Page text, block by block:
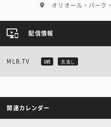
オリオール・パーク
配信情報
MLB.TV LIVE 見逃し
関連カレンダー